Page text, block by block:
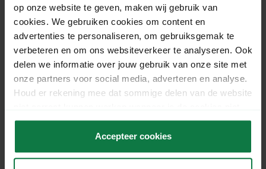
op onze website te geven, maken wij gebruik van
cookies. We gebruiken cookies om content en
advertenties te personaliseren, om gebruiksgemak te
verbeteren en om ons websiteverkeer te analyseren. Ook
delen we informatie over jouw gebruik van onze site met
onze partners voor social media, adverteren en analyse.
Houd er rekening mee dat sommige delen van de website
accepteert.
Accepteer cookies
UPS Haalservice